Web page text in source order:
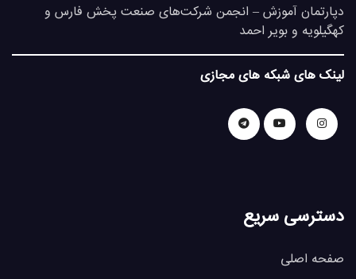
دپارتمان آموزش – انجمن شرکت‌های صنعت پخش فارس و
کهگیلویه و بویر احمد
لینک های شبکه های مجازی
دسترسی سریع
صفحه اصلی